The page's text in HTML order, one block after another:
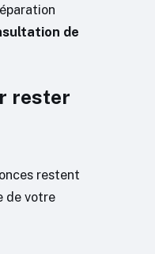
de
rester
restent
de votre